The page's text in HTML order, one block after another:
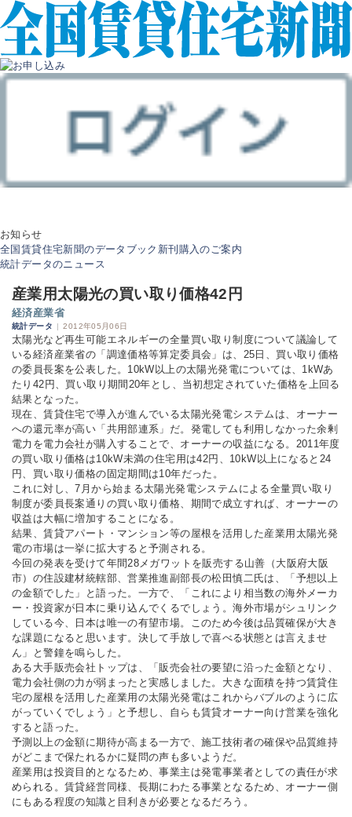
お知らせ
全国賃貸住宅新聞のデータブック新刊購入のご案内
統計データのニュース
産業用太陽光の買い取り価格42円
経済産業省
統計データ | 2012年05月06日
太陽光など再生可能エネルギーの全量買い取り制度について議論して
いる経済産業省の「調達価格等算定委員会」は、25日、買い取り価格
の委員長案を公表した。10kW以上の太陽光発電については、1kWあ
たり42円、買い取り期間20年とし、当初想定されていた価格を上回る
結果となった。
現在、賃貸住宅で導入が進んでいる太陽光発電システムは、オーナー
への還元率が高い「共用部連系」だ。発電しても利用しなかった余剰
電力を電力会社が購入することで、オーナーの収益になる。2011年度
の買い取り価格は10kW未満の住宅用は42円、10kW以上になると24
円、買い取り価格の固定期間は10年だった。
これに対し、7月から始まる太陽光発電システムによる全量買い取り
制度が委員長案通りの買い取り価格、期間で成立すれば、オーナーの
収益は大幅に増加することになる。
結果、賃貸アパート・マンション等の屋根を活用した産業用太陽光発
電の市場は一挙に拡大すると予測される。
今回の発表を受けて年間28メガワットを販売する山善（大阪府大阪
市）の住設建材統轄部、営業推進副部長の松田慎二氏は、「予想以上
の金額でした」と語った。一方で、「これにより相当数の海外メーカ
ー・投資家が日本に乗り込んでくるでしょう。海外市場がシュリンク
している今、日本は唯一の有望市場。このため今後は品質確保が大き
な課題になると思います。決して手放しで喜べる状態とは言えませ
ん」と警鐘を鳴らした。
ある大手販売会社トップは、「販売会社の要望に沿った金額となり、
電力会社側の力が弱まったと実感しました。大きな面積を持つ賃貸住
宅の屋根を活用した産業用の太陽光発電はこれからバブルのように広
がっていくでしょう」と予想し、自らも賃貸オーナー向け営業を強化
すると語った。
予測以上の金額に期待が高まる一方で、施工技術者の確保や品質維持
がどこまで保たれるかに疑問の声も多いようだ。
産業用は投資目的となるため、事業主は発電事業者としての責任が求
められる。賃貸経営同様、長期にわたる事業となるため、オーナー側
にもある程度の知識と目利きが必要となるだろう。